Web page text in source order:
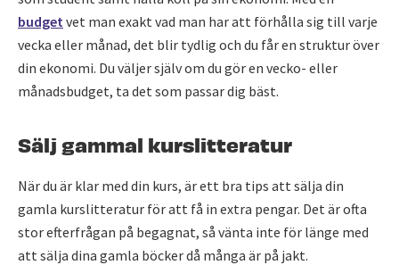
budgetvet man exakt vad man har att förhålla sig till varje
vecka eller månad, det blir tydlig och du får en struktur över
din ekonomi. Du väljer själv om du gör en vecko- eller
månadsbudget, ta det som passar dig bäst.
Sälj gammal kurslitteratur
När du är klar med din kurs, är ett bra tips att sälja din
gamla kurslitteratur för att få in extra pengar. Det är ofta
stor efterfrågan på begagnat, så vänta inte för länge med
att sälja dina gamla böcker då många är på jakt.